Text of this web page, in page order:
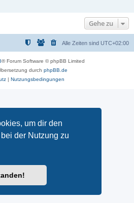
um dir den
der Nutzung zu
Gehe zu
Alle Zeiten sind UTC+02:00
® Forum Software © phpBB Limited
durch phpBB.de
| Nutzungsbedingungen